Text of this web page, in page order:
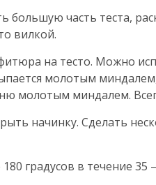
часть теста,
вилкой.
на тесто. Можно
молотым
молотым миндалем.
начинку. Сделать
градусов в течение 35